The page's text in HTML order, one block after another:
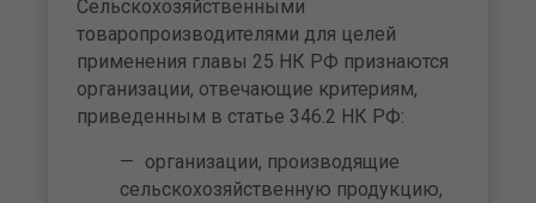
Сельскохозяйственными
товаропроизводителями для целей
применения главы 25 НК РФ признаются
организации, отвечающие критериям,
приведенным в статье 346.2 НК РФ:
организации, производящие
сельскохозяйственную продукцию,